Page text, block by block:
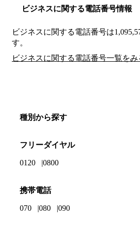
ビジネスに関する電話番号情報
ビジネスに関する電話番号は
す。
ビジネスに関する電話番号一覧をみ
種別から探す
フリーダイヤル
0120 0800
携帯電話
070 080 090